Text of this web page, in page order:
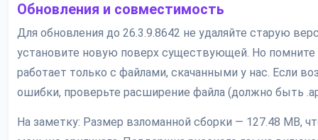
Обновления и совместимость
Для обновления до 26.3.9.8642 не удаляйте старую
установите новую поверх существующей. Но помните
работает только с файлами, скачанными у нас. Если
ошибки, проверьте расширение файла (должно быть
На заметку: Размер взломанной сборки — 127.48 MB,